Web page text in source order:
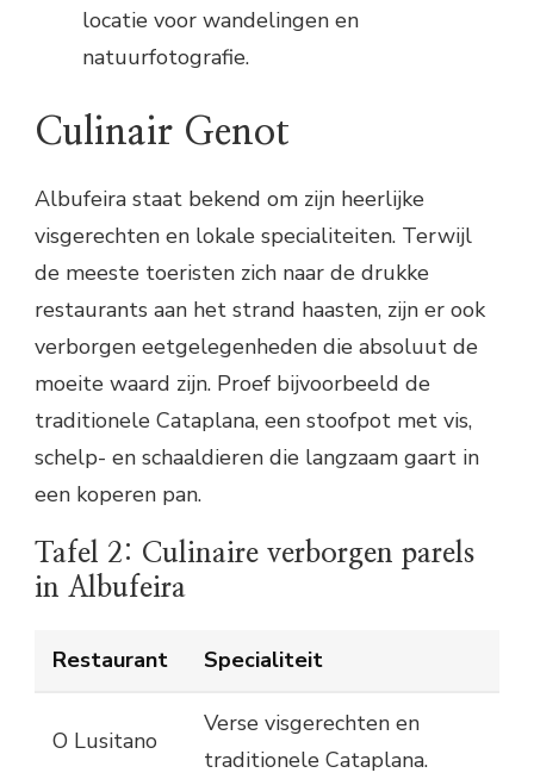
locatie voor wandelingen en
natuurfotografie.
Culinair Genot
Albufeira staat bekend om zijn heerlijke
visgerechten en lokale specialiteiten. Terwijl
de meeste toeristen zich naar de drukke
restaurants aan het strand haasten, zijn er ook
verborgen eetgelegenheden die absoluut de
moeite waard zijn. Proef bijvoorbeeld de
traditionele Cataplana, een stoofpot met vis,
schelp- en schaaldieren die langzaam gaart in
een koperen pan.
Tafel 2: Culinaire verborgen parels
in Albufeira
Restaurant Specialiteit
O Lusitano
Verse visgerechten en
traditionele Cataplana.